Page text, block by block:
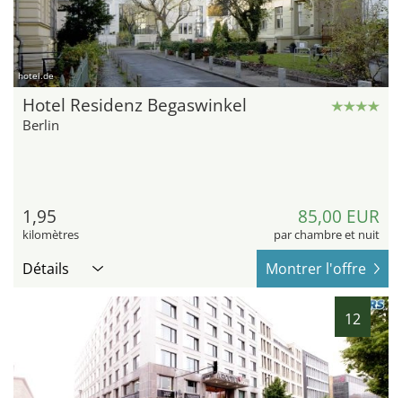
hotel.de
Hotel Residenz Begaswinkel
Berlin
1,95
kilomètres
85,00 EUR
par chambre et nuit
Détails Montrer l'offre
12